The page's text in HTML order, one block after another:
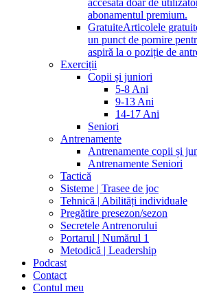
accesată doar de
abonamentul premium.
GratuiteArticolele
un punct de pornire
aspiră la o poziție de
Exerciții
Copii și juniori
5-8 Ani
9-13 Ani
14-17 Ani
Seniori
Antrenamente
Antrenamente copii și
Antrenamente Seniori
Tactică
Sisteme | Trasee de joc
Tehnică | Abilități individuale
Pregătire presezon/sezon
Secretele Antrenorului
Portarul | Numărul 1
Metodică | Leadership
Podcast
Contact
Contul meu